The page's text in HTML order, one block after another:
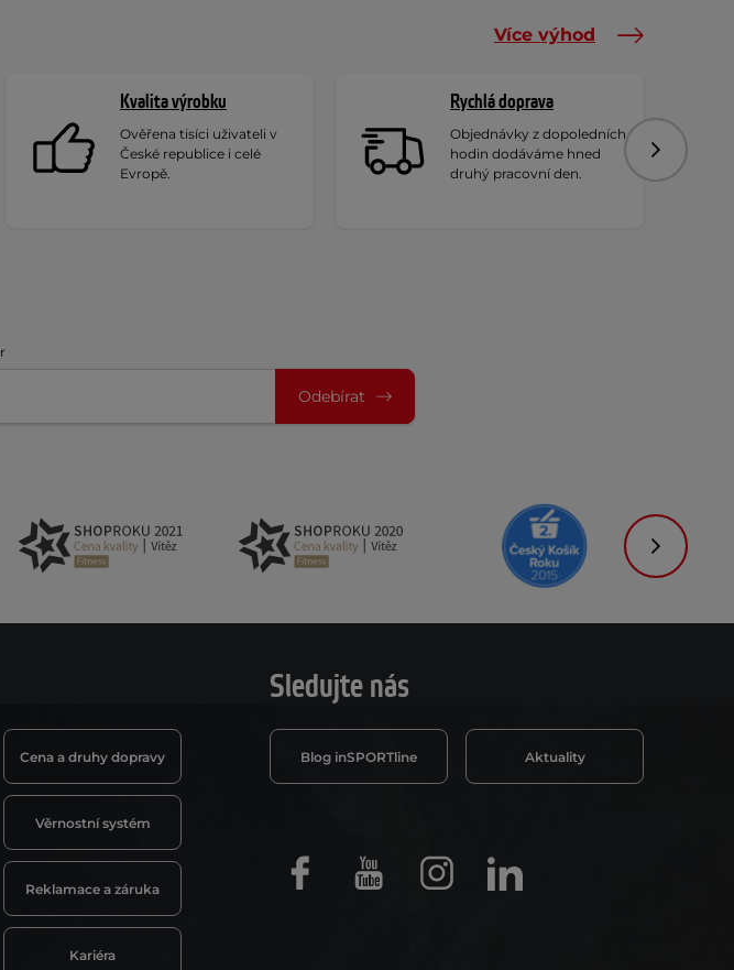
Více výhod
Kvalita výrobku
Ověřena tisíci uživateli v
České republice i celé
Evropě.
Rychlá doprava
Objednávky z dopoledních
hodin dodáváme hned
druhý pracovní den.
Odebírat
Cena a druhy dopravy
Věrnostní systém
Reklamace a záruka
Kariéra
Sledujte nás
Blog inSPORTline Aktuality
FacebookYoutube InstagramLinkedIn